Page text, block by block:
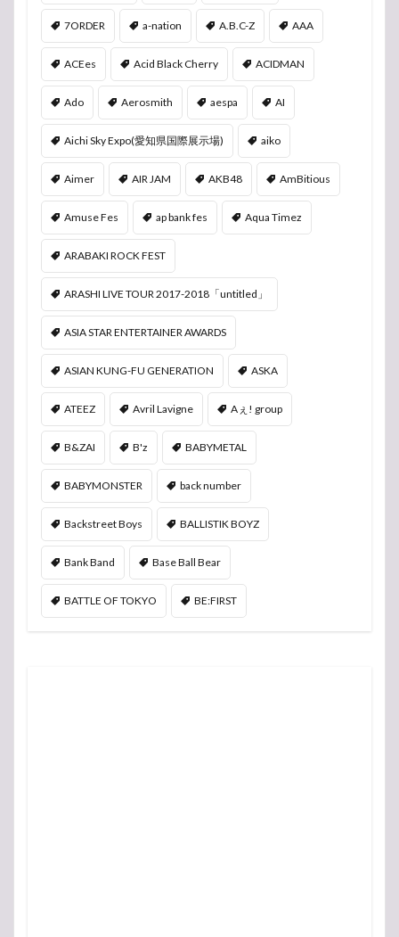
7ORDER a-nation A.B.C-Z AAA
ACEes Acid Black Cherry ACIDMAN
Ado Aerosmith aespa AI
Aichi Sky Expo(愛知県国際展示場) aiko
Aimer AIR JAM AKB48 AmBitious
Amuse Fes ap bank fes Aqua Timez
ARABAKI ROCK FEST
ARASHI LIVE TOUR 2017-2018「untitled」
ASIA STAR ENTERTAINER AWARDS
ASIAN KUNG-FU GENERATION ASKA
ATEEZ Avril Lavigne Aぇ! group
B&ZAI B'z BABYMETAL
BABYMONSTER back number
Backstreet Boys BALLISTIK BOYZ
Bank Band Base Ball Bear
BATTLE OF TOKYO BE:FIRST